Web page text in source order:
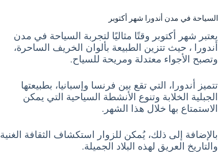
السياحة في مدن أندورا شهر أكتوبر
يعتبر شهر أكتوبر وقتًا مثاليًا لتجربة السياحة في مدن
أندورا ، حيث تتزين الطبيعة بألوان الخريف الساحرة،
وتصبح الأجواء معتدلة ومريحة للسياح.
تتميز أندورا، التي تقع بين فرنسا وإسبانيا، بطبيعتها
الجبلية الخلابة وتنوع الأنشطة السياحية التي يمكن
الاستمتاع بها خلال هذا الشهر.
بالإضافة إلى ذلك، يُمكن للزوار استكشاف الثقافة الغنية
والتاريخ العريق لهذه البلاد الجميلة.